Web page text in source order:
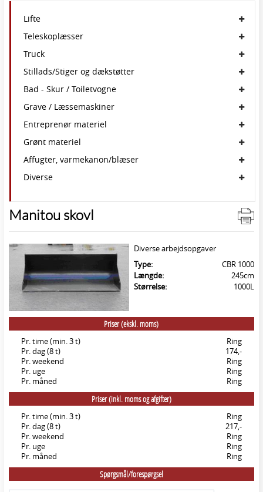
Lifte
Teleskoplæsser
Truck
Stillads/Stiger og dækstøtter
Bad - Skur / Toiletvogne
Grave / Læssemaskiner
Entreprenør materiel
Grønt materiel
Affugter, varmekanon/blæser
Diverse
Manitou skovl
Diverse arbejdsopgaver
Type:
CBR 1000
Længde:
245cm
Størrelse:
1000L
Priser (ekskl. moms)
Pr. time (min. 3 t)
Ring
Pr. dag (8 t)
174,-
Pr. weekend
Ring
Pr. uge
Ring
Pr. måned
Ring
Priser (inkl. moms og afgifter)
Pr. time (min. 3 t)
Ring
Pr. dag (8 t)
217,-
Pr. weekend
Ring
Pr. uge
Ring
Pr. måned
Ring
Spørgsmål/forespørgsel